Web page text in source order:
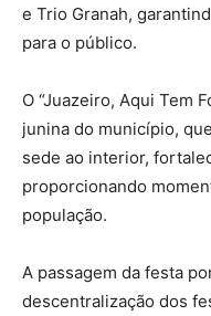
e Trio Granah,
para o público.
O “Juazeiro, Aqui Tem
junina do município,
sede ao interior,
proporcionando
população.
A passagem da festa
descentralização dos